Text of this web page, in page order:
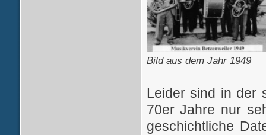
Bild aus dem Jahr 1949
Leider sind in der
70er Jahre nur
geschichtliche